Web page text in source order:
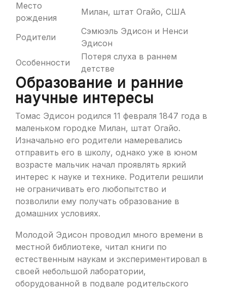
Место
рождения
Милан, штат Огайо, США
Родители
Сэмюэль Эдисон и Ненси
Эдисон
Особенности
Потеря слуха в раннем
детстве
Образование и ранние
научные интересы
Томас Эдисон родился 11 февраля 1847 года в
маленьком городке Милан, штат Огайо.
Изначально его родители намеревались
отправить его в школу, однако уже в юном
возрасте мальчик начал проявлять яркий
интерес к науке и технике. Родители решили
не ограничивать его любопытство и
позволили ему получать образование в
домашних условиях.
Молодой Эдисон проводил много времени в
местной библиотеке, читал книги по
естественным наукам и экспериментировал в
своей небольшой лаборатории,
оборудованной в подвале родительского